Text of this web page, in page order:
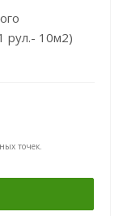
рул.- 10м2)
точек.